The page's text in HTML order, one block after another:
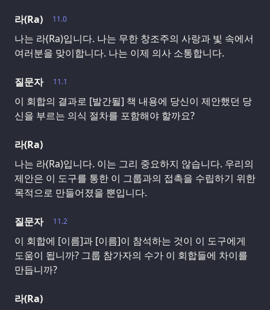
11.0
라(Ra)
나는 라(Ra)입니다. 나는 무한 창조주의 사랑과 빛 속에서
여러분을 맞이합니다. 나는 이제 의사 소통합니다.
11.1
질문자
이 회합의 결과로 [발간될] 책 내용에 당신이 제안했던 당
신을 부르는 의식 절차를 포함해야 할까요?
라(Ra)
나는 라(Ra)입니다. 이는 그리 중요하지 않습니다. 우리의
제안은 이 도구를 통한 이 그룹과의 접촉을 수립하기 위한
목적으로 만들어졌을 뿐입니다.
11.2
질문자
이 회합에 [이름]과 [이름]이 참석하는 것이 이 도구에게
도움이 됩니까? 그룹 참가자의 수가 이 회합들에 차이를
만듭니까?
라(Ra)